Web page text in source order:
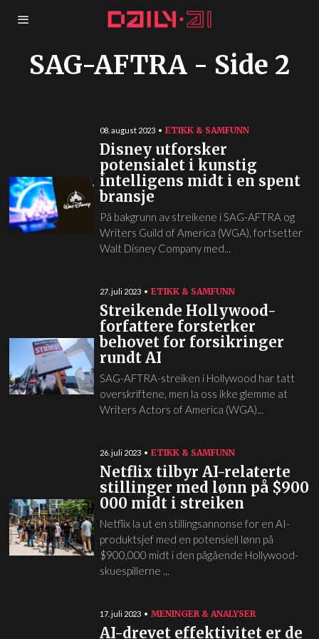
SAG-AFTRA- Side 2
08. august 2023 ETIKK & SAMFUNN
Disney utforsker
potensialet i kunstig
intelligens midt i en spent
bransje
På bakgrunn av streikene i SAG-AFTRA og
Writers Guild of America (WGA), fortsetter
Walt Disney Company med...
27. juli 2023 ETIKK & SAMFUNN
Streikende Hollywood-
forfattere forsterker
behovet for forsikringer
rundt AI
SAG-AFTRA-streiken i Hollywood har tatt
overskriftene, men la oss ikke glemme at
Writers Actors of America (WGA)...
26. juli 2023 ETIKK & SAMFUNN
Netflix tilbyr AI-relaterte
stillinger med lønn på $900
000 midt i streiken
Netflix la ut en stillingsannonse for en AI-
produktsjef med en potensiell lønn på
$900,000 midt i den pågående Hollywood-
skuespillerne ...
17. juli 2023 MENINGER & ANALYSER
AI-drevet effektivitet er de